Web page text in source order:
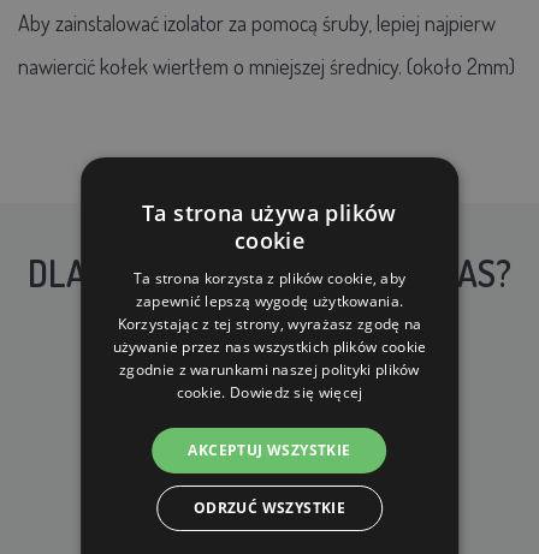
Aby zainstalować izolator za pomocą śruby, lepiej najpierw
nawiercić kołek wiertłem o mniejszej średnicy. (około 2mm)
DLACZEGO WARTO KUPIĆ U NAS?
DARMOWA WYSYŁKA
dla zamówień od 690 zł z VAT
Ta strona używa plików
cookie
Ta strona korzysta z plików cookie, aby
zapewnić lepszą wygodę użytkowania.
Korzystając z tej strony, wyrażasz zgodę na
używanie przez nas wszystkich plików cookie
zgodnie z warunkami naszej polityki plików
cookie. Dowiedz się więcej
AKCEPTUJ WSZYSTKIE
ODRZUĆ WSZYSTKIE